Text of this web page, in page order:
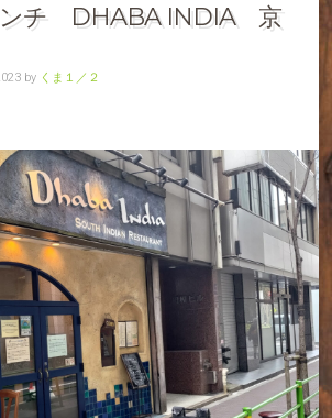
ンチ DHABA INDIA 京
by くま１／２